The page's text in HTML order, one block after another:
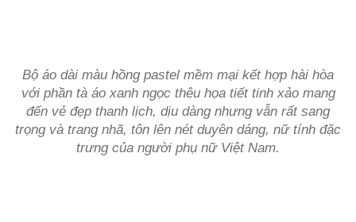
Bộ áo dài màu hồng pastel mềm mại kết hợp hài hòa
với phần tà áo xanh ngọc thêu họa tiết tinh xảo mang
đến vẻ đẹp thanh lịch, dịu dàng nhưng vẫn rất sang
trọng và trang nhã, tôn lên nét duyên dáng, nữ tính đặc
trưng của người phụ nữ Việt Nam.